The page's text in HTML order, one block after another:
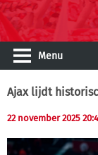
Menu
Ajax lijdt
22 november 2025